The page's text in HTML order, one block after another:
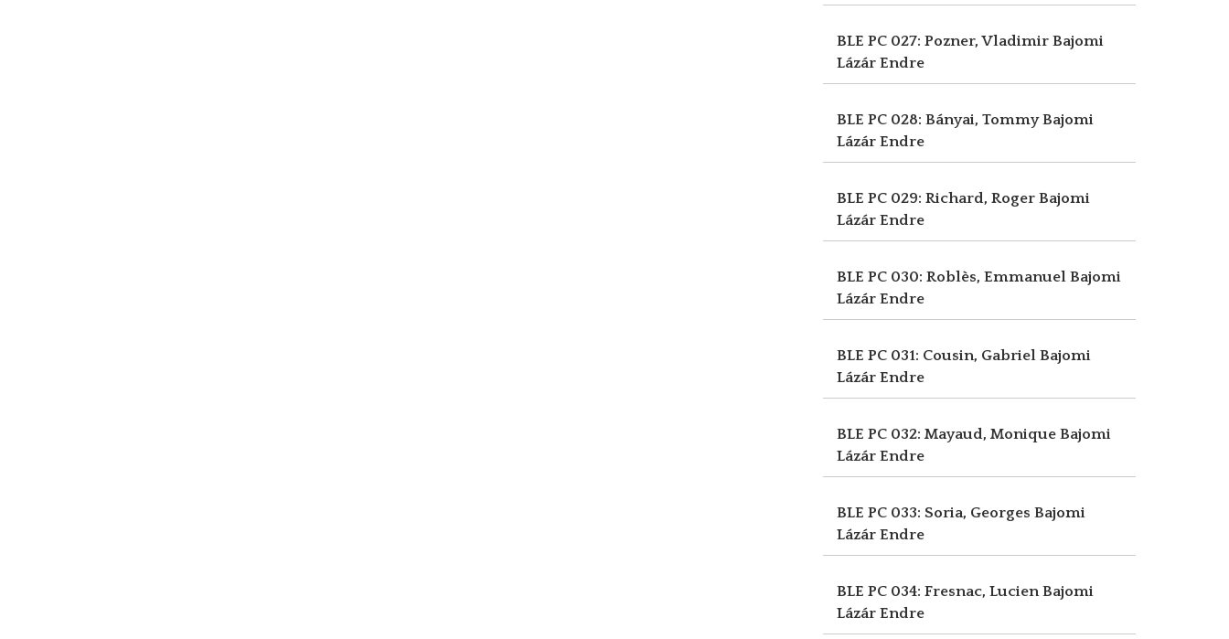
BLE PC 027: Pozner, Vladimir Bajomi
Lázár Endre
BLE PC 028: Bányai, TommyBajomi
Lázár Endre
BLE PC 029: Richard, Roger Bajomi
Lázár Endre
BLE PC 030: Roblès, Emmanuel Bajomi
Lázár Endre
BLE PC 031: Cousin, Gabriel Bajomi
Lázár Endre
BLE PC 032: Mayaud, Monique Bajomi
Lázár Endre
BLE PC 033: Soria, Georges Bajomi
Lázár Endre
BLE PC 034: Fresnac, LucienBajomi
Lázár Endre